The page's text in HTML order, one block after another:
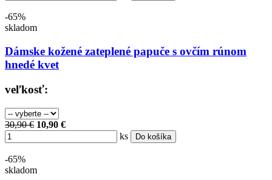
-65%
skladom
Dámske kožené zateplené papuče s ovčím rúnom
hnedé kvet
veľkosť:
30,90 € 10,90 €
ks
Do košíka
-65%
skladom